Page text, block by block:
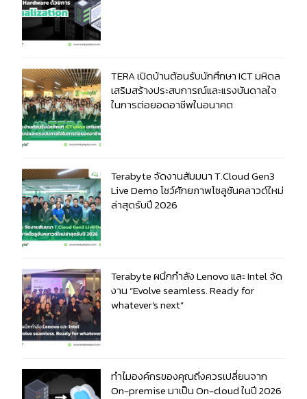
TERA เปิดบ้านต้อนรับนักศึกษา ICT มหิดล
เสริมสร้างประสบการณ์และแรงบันดาลใจ
ในการต่อยอดอาชีพในอนาคต
Terabyte จัดงานสัมมนา T.Cloud Gen3
Live Demo โชว์ศักยภาพโซลูชันคลาวด์ใหม่
ล่าสุดรับปี 2026
Terabyte ผนึกกำลัง Lenovo และ Intel จัด
งาน “Evolve seamless. Ready for
whatever’s next”
ทำไมองค์กรของคุณถึงควรเปลี่ยนจาก
On-premise มาเป็น On-cloud ในปี 2026